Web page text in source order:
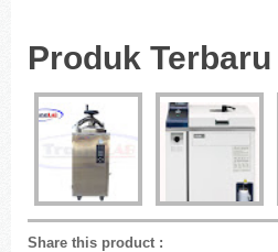
Produk
Share this product :